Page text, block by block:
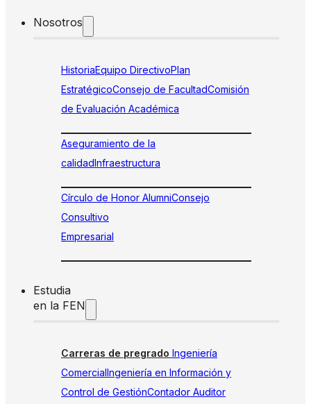
Nosotros
HistoriaEquipo DirectivoPlan
EstratégicoConsejo de FacultadComisión
de Evaluación Académica
Aseguramiento de la
calidadInfraestructura
Círculo de Honor AlumniConsejo
Consultivo
Empresarial
Estudia
en la FEN
Carreras de pregrado Ingeniería
ComercialIngeniería en Información y
Control de GestiónContador Auditor